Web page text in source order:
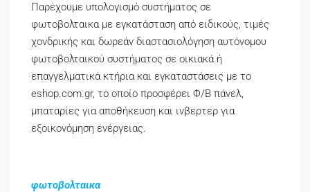
Παρέχουμε υπολογισμό συστήματος σε
φωτοβολταικα με εγκατάσταση από ειδικούς, τιμές
χονδρικής και δωρεάν διαστασιολόγηση αυτόνομου
φωτοβολταικού συστήματος σε οικιακά ή
επαγγελματικά κτήρια και εγκαταστάσεις με το
eshop.com.gr, το οποίο προσφέρει Φ/Β πάνελ,
μπαταρίες για αποθήκευση και ινβερτερ για
εξοικονόμηση ενέργειας.
φωτοβολταικα